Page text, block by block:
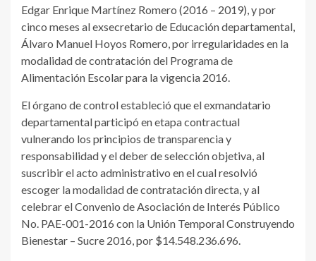
Edgar Enrique Martínez Romero (2016 – 2019), y por
cinco meses al exsecretario de Educación departamental,
Álvaro Manuel Hoyos Romero, por irregularidades en la
modalidad de contratación del Programa de
Alimentación Escolar para la vigencia 2016.
El órgano de control estableció que el exmandatario
departamental participó en etapa contractual
vulnerando los principios de transparencia y
responsabilidad y el deber de selección objetiva, al
suscribir el acto administrativo en el cual resolvió
escoger la modalidad de contratación directa, y al
celebrar el Convenio de Asociación de Interés Público
No. PAE-001-2016 con la Unión Temporal Construyendo
Bienestar – Sucre 2016, por $14.548.236.696.